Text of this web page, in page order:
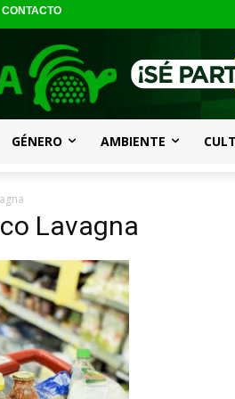
CONTACTO
GÉNERO AMBIENTE
Lavagna